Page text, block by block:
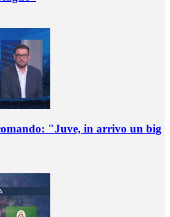
"Juve, in arrivo un big